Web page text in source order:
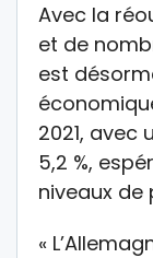
Avec la
et de
est
2021, avec
5,2 %,
niveaux de
«